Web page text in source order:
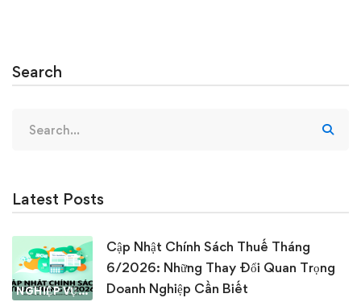
Search
for:
Latest Posts
NGHIỆP VỤ KẾ TOÁN & THUẾ
Cập Nhật Chính Sách Thuế Tháng
6/2026: Những Thay Đổi Quan Trọng
Doanh Nghiệp Cần Biết